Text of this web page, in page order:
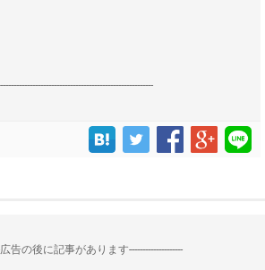
広告の後に記事があります--------------------